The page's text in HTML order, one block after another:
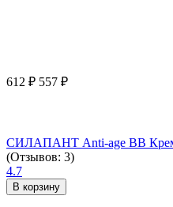
612 ₽ 557 ₽
СИЛАПАНТ Anti-age ВВ Крем
(Отзывов: 3)
4.7
В корзину